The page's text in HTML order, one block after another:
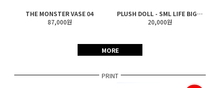
THE MONSTER VASE 04
87,000원
PLUSH DOLL - SML LIFE BIGMON (S, M, L)
20,000원
MORE
PRINT